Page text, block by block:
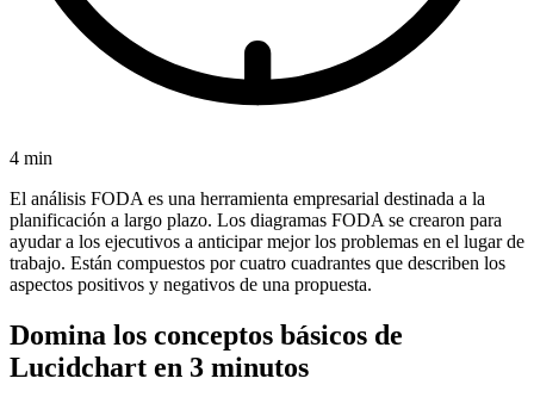
4 min
El análisis FODA es una herramienta empresarial destinada a la
planificación a largo plazo. Los diagramas FODA se crearon para
ayudar a los ejecutivos a anticipar mejor los problemas en el lugar de
trabajo. Están compuestos por cuatro cuadrantes que describen los
aspectos positivos y negativos de una propuesta.
Domina los conceptos básicos de
Lucidchart en 3 minutos